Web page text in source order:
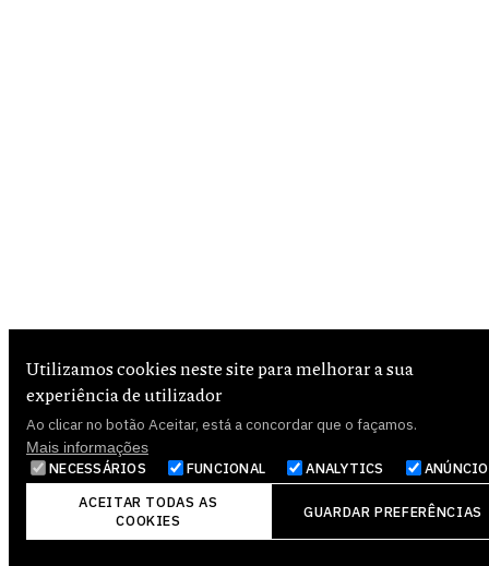
Utilizamos cookies neste site para melhorar a sua
experiência de utilizador
Ao clicar no botão Aceitar, está a concordar que o façamos.
Mais informações
NECESSÁRIOS FUNCIONAL ANALYTICS
ACEITAR TODAS AS
COOKIES
GUARDAR PREFERÊNCIAS
RETIRAR
CONSENTIMENTO